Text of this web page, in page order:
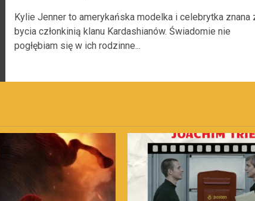
Kylie Jenner to amerykańska modelka i celebrytka znana
bycia członkinią klanu Kardashianów. Świadomie nie
pogłębiam się w ich rodzinne...